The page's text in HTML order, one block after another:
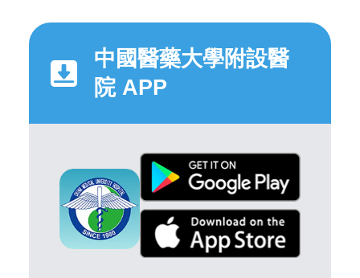
中國醫藥大學附設醫
院 APP